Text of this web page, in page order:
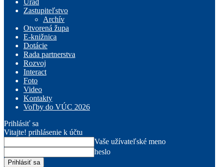
Úrad
Zastupiteľstvo
Archív
Otvorená župa
E-knižnica
Dotácie
Rada partnerstva
Rozvoj
Interact
Foto
Video
Kontakty
Voľby do VÚC 2026
Prihlásiť sa
Vitajte! prihlásenie k účtu
Vaše užívateľské meno
heslo